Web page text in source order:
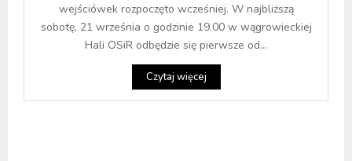
wejściówek rozpoczęto wcześniej. W najbliższą
sobotę, 21 września o godzinie 19.00 w wągrowieckiej
Hali OSiR odbędzie się pierwsze od...
Czytaj więcej